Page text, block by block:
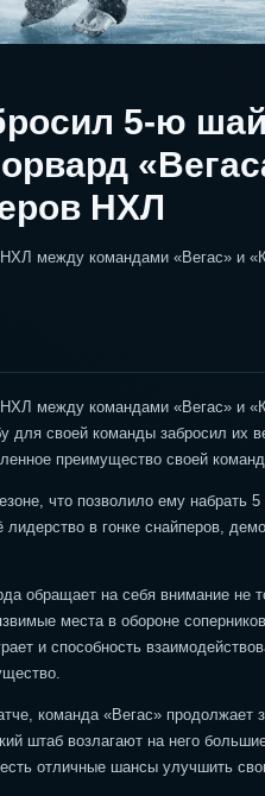
5-ю
НХЛ
между командами «Вегас» и
между командами «Вегас» и
для своей команды забросил их
преимущество своей
что позволило ему набрать
в гонке снайперов,
обращает на себя внимание не
места в обороне
и способность
команда «Вегас» продолжает
штаб возлагают на него
отличные шансы улучшить